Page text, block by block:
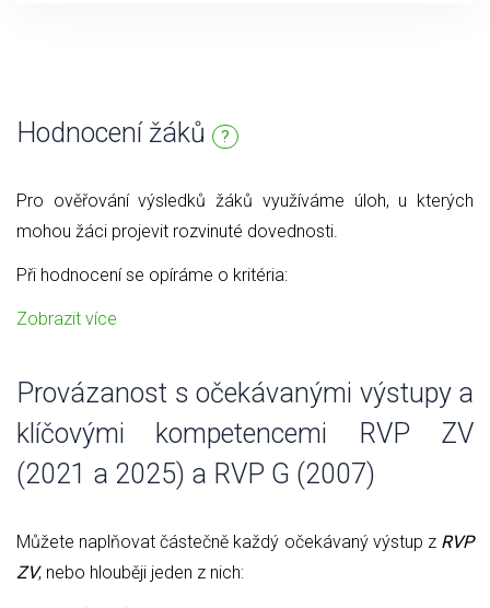
Hodnocení žáků ?
Pro ověřování výsledků žáků využíváme úloh, u kterých
mohou žáci projevit rozvinuté dovednosti.
Při hodnocení se opíráme o kritéria:
Zobrazit více
Provázanost s očekávanými výstupy a
klíčovými kompetencemi RVP ZV
(2021 a 2025) a RVP G (2007)
Můžete naplňovat částečně každý očekávaný výstup z RVP
ZV, nebo hlouběji jeden z nich: